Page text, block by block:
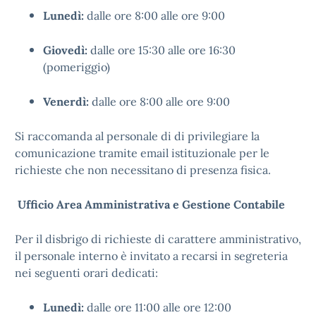
Lunedì: dalle ore 8:00 alle ore 9:00
Giovedì: dalle ore 15:30 alle ore 16:30
(pomeriggio)
Venerdì: dalle ore 8:00 alle ore 9:00
Si raccomanda al personale di di privilegiare la
comunicazione tramite email istituzionale per le
richieste che non necessitano di presenza fisica.
Ufficio Area Amministrativa e Gestione Contabile
Per il disbrigo di richieste di carattere amministrativo,
il personale interno è invitato a recarsi in segreteria
nei seguenti orari dedicati:
Lunedì: dalle ore 11:00 alle ore 12:00